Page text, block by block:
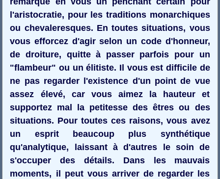
l'aristocratie, pour les traditions monarchiques
ou chevaleresques. En toutes situations, vous
vous efforcez d'agir selon un code d'honneur,
de droiture, quitte à passer parfois pour un
"flambeur" ou un élitiste. Il vous est difficile de
ne pas regarder l'existence d'un point de vue
assez élevé, car vous aimez la hauteur et
supportez mal la petitesse des êtres ou des
situations. Pour toutes ces raisons, vous avez
un esprit beaucoup plus synthétique
qu'analytique, laissant à d'autres le soin de
s'occuper des détails. Dans les mauvais
moments, il peut vous arriver de regarder les